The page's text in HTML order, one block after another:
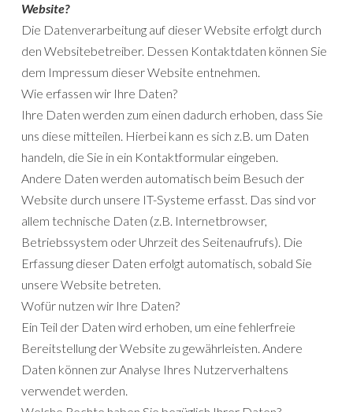
Website?
Die Datenverarbeitung auf dieser Website erfolgt durch
den Websitebetreiber. Dessen Kontaktdaten können Sie
dem Impressum dieser Website entnehmen.
Wie erfassen wir Ihre Daten?
Ihre Daten werden zum einen dadurch erhoben, dass Sie
uns diese mitteilen. Hierbei kann es sich z.B. um Daten
handeln, die Sie in ein Kontaktformular eingeben.
Andere Daten werden automatisch beim Besuch der
Website durch unsere IT-Systeme erfasst. Das sind vor
allem technische Daten (z.B. Internetbrowser,
Betriebssystem oder Uhrzeit des Seitenaufrufs). Die
Erfassung dieser Daten erfolgt automatisch, sobald Sie
unsere Website betreten.
Wofür nutzen wir Ihre Daten?
Ein Teil der Daten wird erhoben, um eine fehlerfreie
Bereitstellung der Website zu gewährleisten. Andere
Daten können zur Analyse Ihres Nutzerverhaltens
verwendet werden.